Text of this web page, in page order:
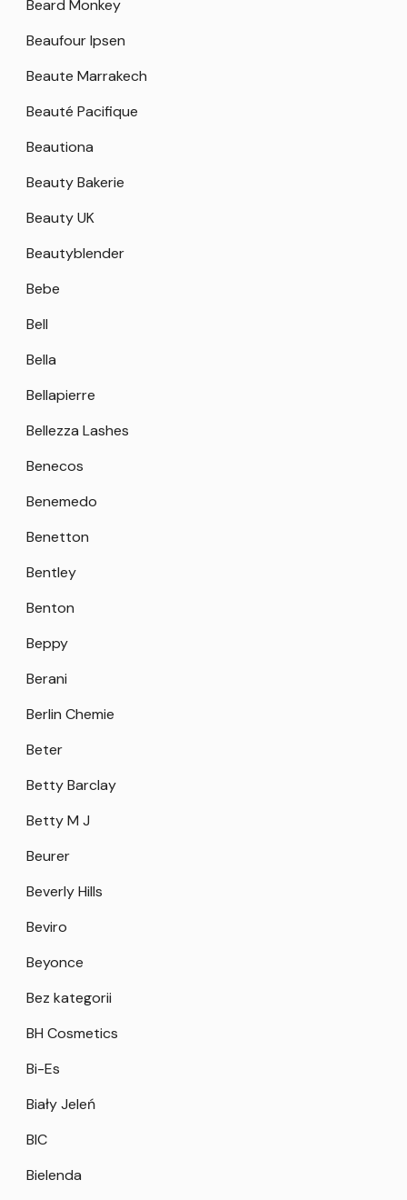
Beard Monkey
Beaufour Ipsen
Beaute Marrakech
Beauté Pacifique
Beautiona
Beauty Bakerie
Beauty UK
Beautyblender
Bebe
Bell
Bella
Bellapierre
Bellezza Lashes
Benecos
Benemedo
Benetton
Bentley
Benton
Beppy
Berani
Berlin Chemie
Beter
Betty Barclay
Betty M J
Beurer
Beverly Hills
Beviro
Beyonce
Bez kategorii
BH Cosmetics
Bi-Es
Biały Jeleń
BIC
Bielenda